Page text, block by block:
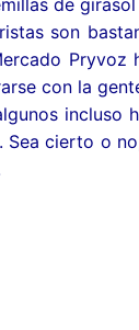
de
son
con la
Sea cierto o